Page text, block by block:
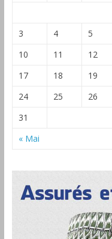
« Mai
3
4 5
10
11 12
17
18 19
24
25 26
31